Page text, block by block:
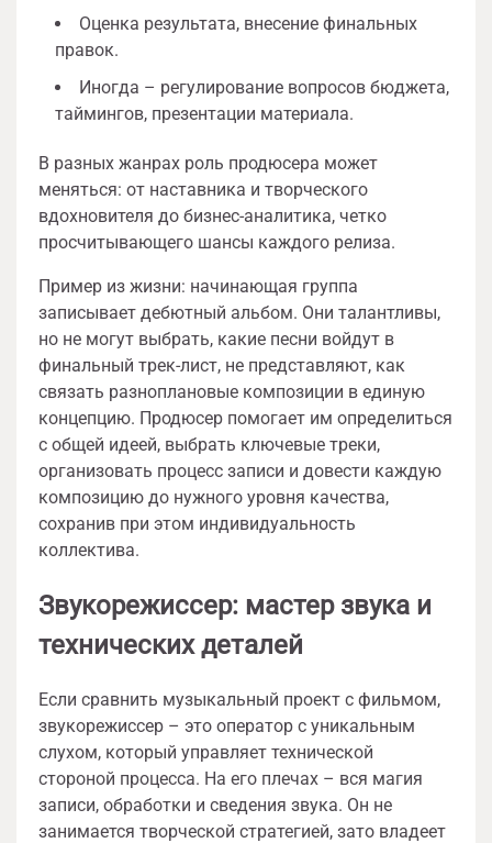
Оценка результата, внесение финальных
правок.
Иногда – регулирование вопросов бюджета,
таймингов, презентации материала.
В разных жанрах роль продюсера может
меняться: от наставника и творческого
вдохновителя до бизнес-аналитика, четко
просчитывающего шансы каждого релиза.
Пример из жизни: начинающая группа
записывает дебютный альбом. Они талантливы,
но не могут выбрать, какие песни войдут в
финальный трек-лист, не представляют, как
связать разноплановые композиции в единую
концепцию. Продюсер помогает им определиться
с общей идеей, выбрать ключевые треки,
организовать процесс записи и довести каждую
композицию до нужного уровня качества,
сохранив при этом индивидуальность
коллектива.
Звукорежиссер: мастер звука и
технических деталей
Если сравнить музыкальный проект с фильмом,
звукорежиссер – это оператор с уникальным
слухом, который управляет технической
стороной процесса. На его плечах – вся магия
записи, обработки и сведения звука. Он не
занимается творческой стратегией, зато владеет